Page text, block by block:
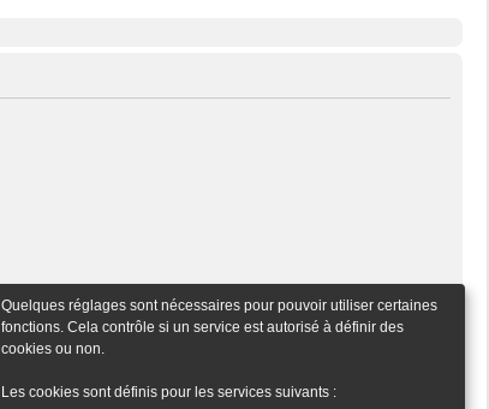
Quelques réglages sont nécessaires pour pouvoir utiliser certaines
fonctions. Cela contrôle si un service est autorisé à définir des
cookies ou non.
Les cookies sont définis pour les services suivants :